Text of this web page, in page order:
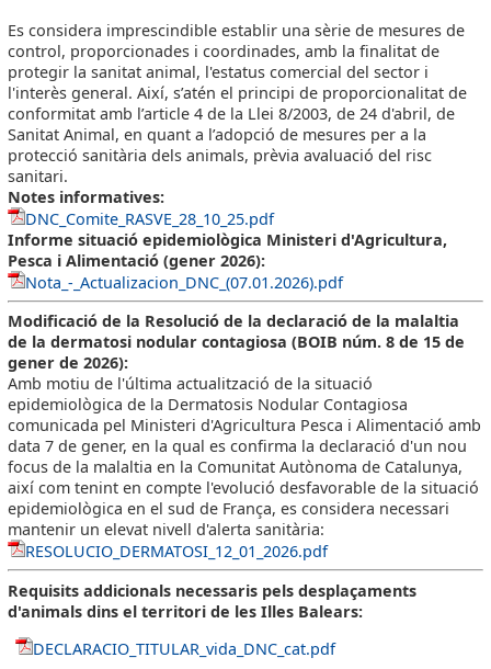
Es considera imprescindible establir una sèrie de mesures de
control, proporcionades i coordinades, amb la finalitat de
protegir la sanitat animal, l'estatus comercial del sector i
l'interès general. Així, s’atén el principi de proporcionalitat de
conformitat amb l’article 4 de la Llei 8/2003, de 24 d'abril, de
Sanitat Animal, en quant a l’adopció de mesures per a la
protecció sanitària dels animals, prèvia avaluació del risc
sanitari.
Notes informatives:
DNC_Comite_RASVE_28_10_25.pdf
Informe situació epidemiològica Ministeri d'Agricultura,
Pesca i Alimentació (gener 2026):
Nota_-_Actualizacion_DNC_(07.01.2026).pdf
Modificació de la Resolució de la declaració de la malaltia
de la dermatosi nodular contagiosa (BOIB núm. 8 de 15 de
gener de 2026):
Amb motiu de l'última actualització de la situació
epidemiològica de la Dermatosis Nodular Contagiosa
comunicada pel Ministeri d'Agricultura Pesca i Alimentació amb
data 7 de gener, en la qual es confirma la declaració d'un nou
focus de la malaltia en la Comunitat Autònoma de Catalunya,
així com tenint en compte l'evolució desfavorable de la situació
epidemiològica en el sud de França, es considera necessari
mantenir un elevat nivell d'alerta sanitària:
RESOLUCIO_DERMATOSI_12_01_2026.pdf
Requisits addicionals necessaris pels desplaçaments
d'animals dins el territori de les Illes Balears:
DECLARACIO_TITULAR_vida_DNC_cat.pdf